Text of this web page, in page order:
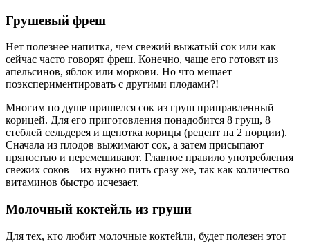
Грушевый фреш
Нет полезнее напитка, чем свежий выжатый сок или как
сейчас часто говорят фреш. Конечно, чаще его готовят из
апельсинов, яблок или моркови. Но что мешает
поэкспериментировать с другими плодами?!
Многим по душе пришелся сок из груш приправленный
корицей. Для его приготовления понадобится 8 груш, 8
стеблей сельдерея и щепотка корицы (рецепт на 2 порции).
Сначала из плодов выжимают сок, а затем присыпают
пряностью и перемешивают. Главное правило употребления
свежих соков – их нужно пить сразу же, так как количество
витаминов быстро исчезает.
Молочный коктейль из груши
Для тех, кто любит молочные коктейли, будет полезен этот